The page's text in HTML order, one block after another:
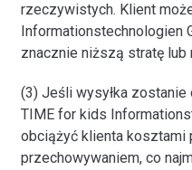
rzeczywistych. Klient
Informationstechnologien
znacznie niższą stratę lub
(3) Jeśli wysyłka zostanie
TIME for kids
obciążyć klienta
przechowywaniem, co